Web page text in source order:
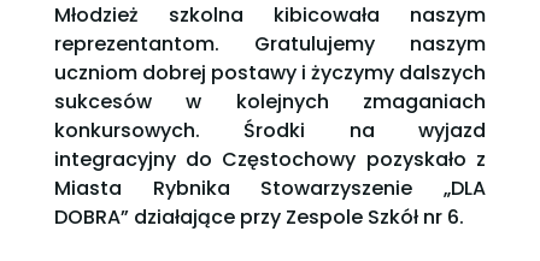
Młodzież szkolna kibicowała naszym
reprezentantom. Gratulujemy naszym
uczniom dobrej postawy i życzymy dalszych
sukcesów w kolejnych zmaganiach
konkursowych. Środki na wyjazd
integracyjny do Częstochowy pozyskało z
Miasta Rybnika Stowarzyszenie „DLA
DOBRA” działające przy Zespole Szkół nr 6.